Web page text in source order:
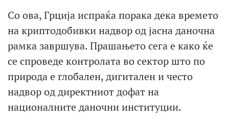
Со ова, Грција испраќа порака дека времето
на криптодобивки надвор од јасна даночна
рамка завршува. Прашањето сега е како ќе
се спроведе контролата во сектор што по
природа е глобален, дигитален и често
надвор од директниот дофат на
националните даночни институции.